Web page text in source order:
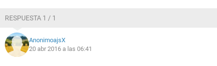
RESPUESTA 1 / 1
AnonimoajsX
20 abr 2016 a las 06:41